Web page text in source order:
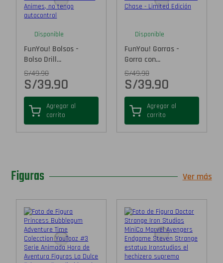
Disponible
FunYou! Bolsos -
Bolso Drill...
S/49.90
S/39.90
Agregar al
carrito
Disponible
FunYou! Gorras -
Gorra con...
S/49.90
S/39.90
Agregar al
carrito
Figuras Ver más